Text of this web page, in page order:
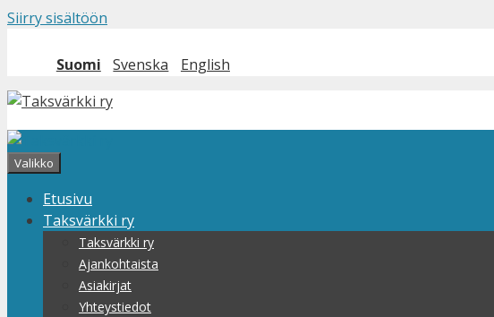
Siirry sisältöön
Suomi Svenska English
Valikko
Etusivu
Taksvärkki ry
Taksvärkki ry
Ajankohtaista
Asiakirjat
Yhteystiedot